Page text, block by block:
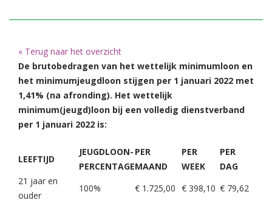
« Terug naar het overzicht
De brutobedragen van het wettelijk minimumloon en
het minimumjeugdloon stijgen per 1 januari 2022 met
1,41% (na afronding). Het wettelijk
minimum(jeugd)loon bij een volledig dienstverband
per 1 januari 2022 is:
LEEFTIJD
JEUGDLOON-
PERCENTAGE
PER
MAAND
PER
WEEK
PER
DAG
21 jaar en
ouder
100% € 1.725,00 € 398,10 € 79,62